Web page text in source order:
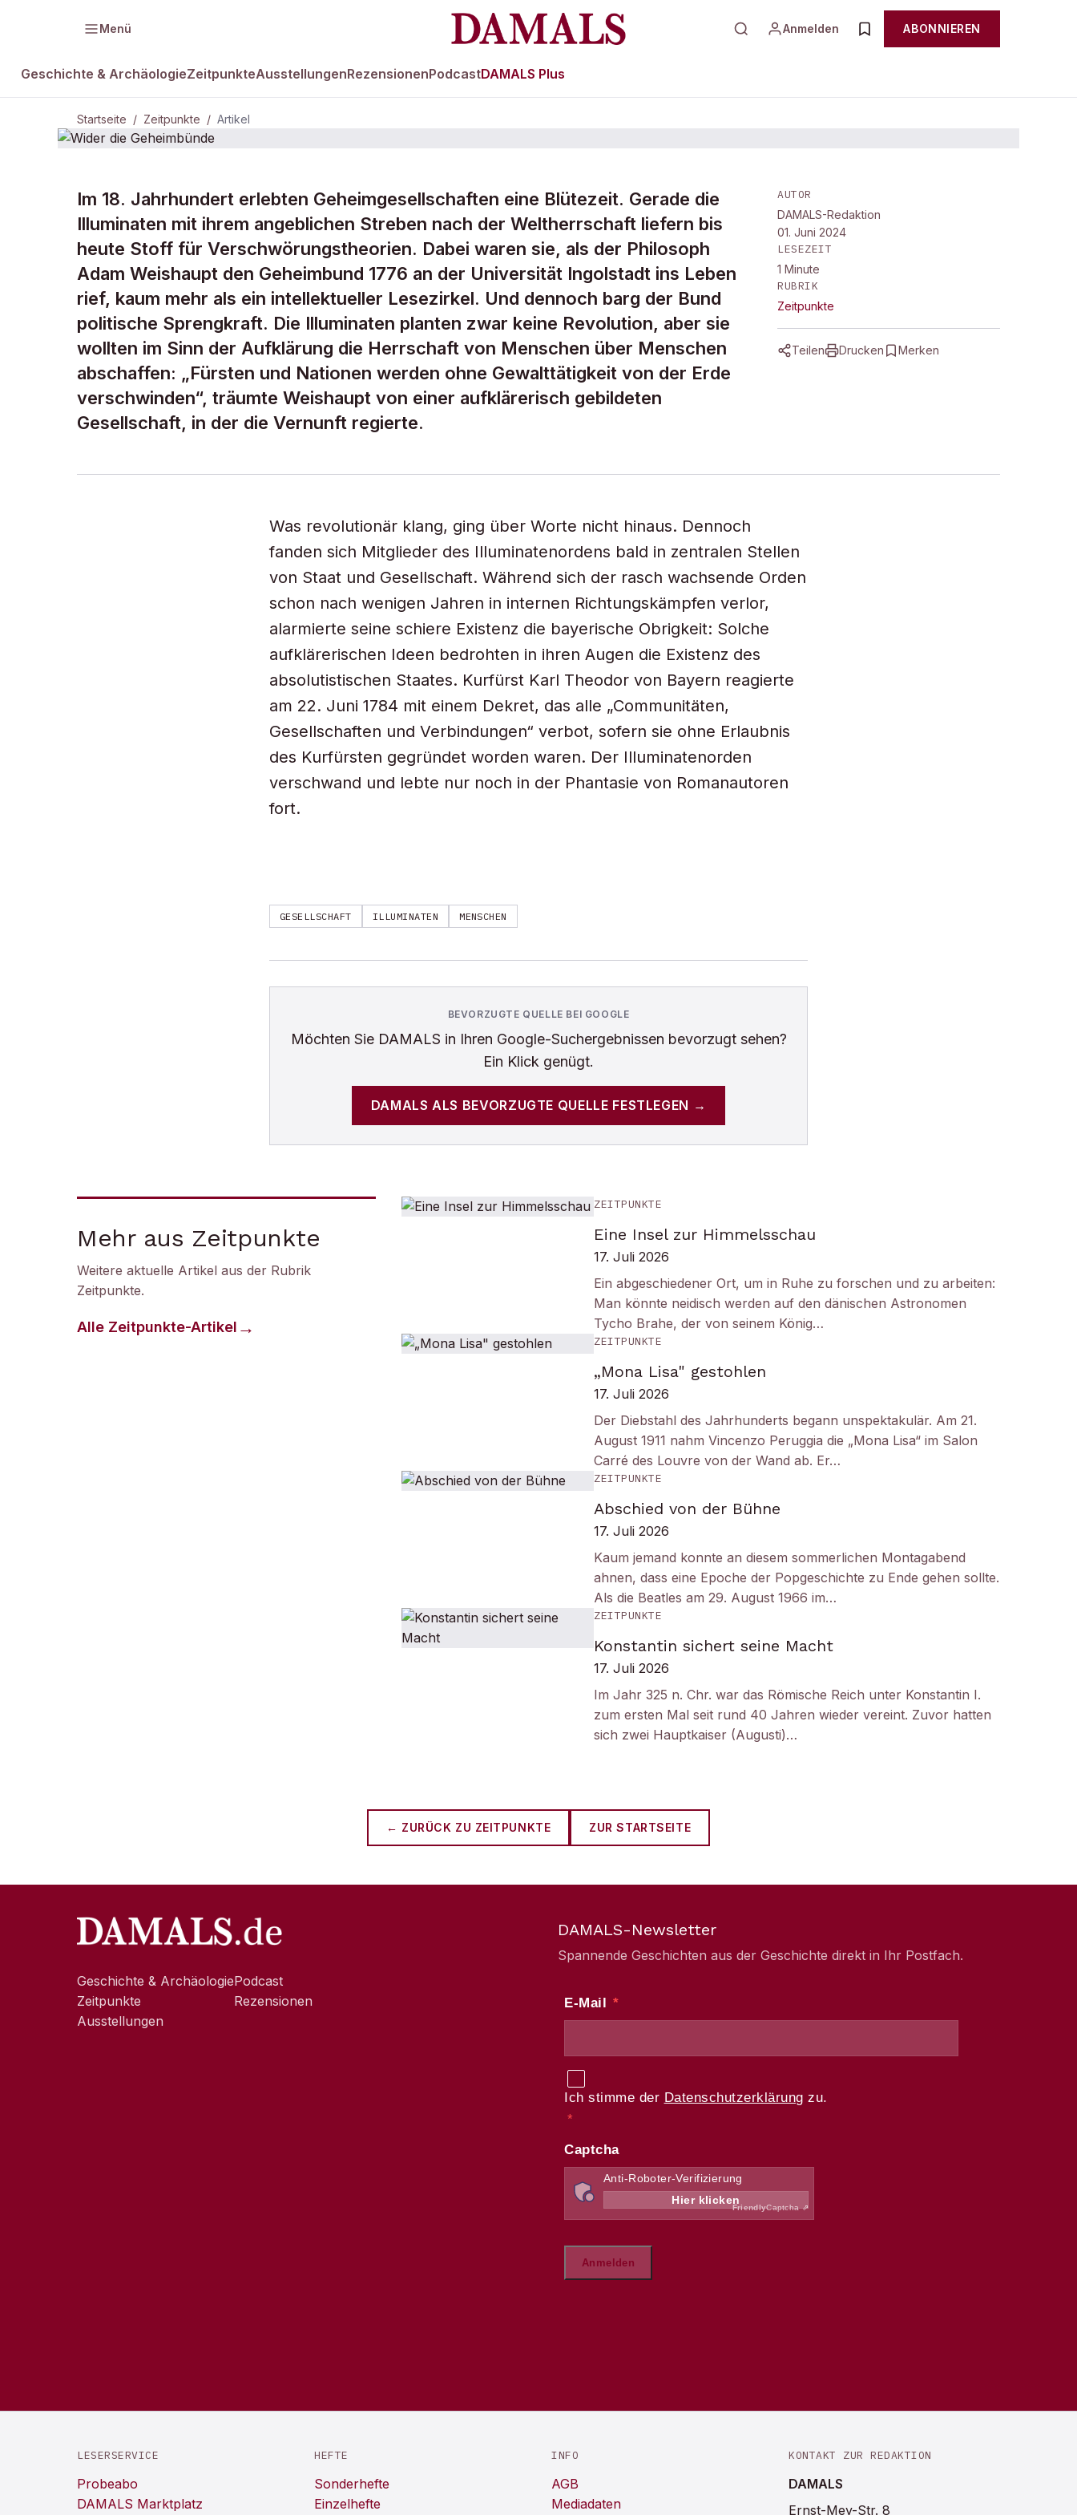
Menü Anmelden ABONNIEREN
Geschichte & ArchäologieZeitpunkteAusstellungenRezensionenPodcastDAMALS Plus
Startseite / Zeitpunkte / Artikel
ZEITPUNKTE · 22. JUNI 1776
Wider die
Geheimbünde
Im 18. Jahrhundert erlebten Geheimgesellschaften eine Blütezeit. Gerade die
Illuminaten mit ihrem angeblichen Streben nach der Weltherrschaft liefern bis
heute Stoff für Verschwörungstheorien. Dabei waren sie, als der Philosoph
Adam Weishaupt den Geheimbund 1776 an der Universität Ingolstadt ins Leben
rief, kaum mehr als ein intellektueller Lesezirkel. Und dennoch barg der Bund
politische Sprengkraft. Die Illuminaten planten zwar keine Revolution, aber sie
wollten im Sinn der Aufklärung die Herrschaft von Menschen über Menschen
abschaffen: „Fürsten und Nationen werden ohne Gewalttätigkeit von der Erde
verschwinden“, träumte Weishaupt von einer aufklärerisch gebildeten
Gesellschaft, in der die Vernunft regierte.
AUTOR
DAMALS-Redaktion
01. Juni 2024
LESEZEIT
1 Minute
RUBRIK
Zeitpunkte
Teilen Drucken Merken
Was revolutionär klang, ging über Worte nicht hinaus. Dennoch
fanden sich Mitglieder des Illuminatenordens bald in zentralen Stellen
von Staat und Gesellschaft. Während sich der rasch wachsende Orden
schon nach wenigen Jahren in internen Richtungskämpfen verlor,
alarmierte seine schiere Existenz die bayerische Obrigkeit: Solche
aufklärerischen Ideen bedrohten in ihren Augen die Existenz des
absolutistischen Staates. Kurfürst Karl Theodor von Bayern reagierte
am 22. Juni 1784 mit einem Dekret, das alle „Communitäten,
Gesellschaften und Verbindungen“ verbot, sofern sie ohne Erlaubnis
des Kurfürsten gegründet worden waren. Der Illuminatenorden
verschwand und lebte nur noch in der Phantasie von Romanautoren
fort.
GESELLSCHAFT ILLUMINATEN MENSCHEN
BEVORZUGTE QUELLE BEI GOOGLE
Möchten Sie DAMALS in Ihren Google-Suchergebnissen bevorzugt sehen?
Ein Klick genügt.
DAMALS ALS BEVORZUGTE QUELLE FESTLEGEN →
Mehr aus Zeitpunkte
Weitere aktuelle Artikel aus der Rubrik
Zeitpunkte.
Alle Zeitpunkte-Artikel
ZEITPUNKTE
Eine Insel zur Himmelsschau
17. Juli 2026
Ein abgeschiedener Ort, um in Ruhe zu forschen und zu arbeiten:
Man könnte neidisch werden auf den dänischen Astronomen
Tycho Brahe, der von seinem König…
ZEITPUNKTE
„Mona Lisa" gestohlen
17. Juli 2026
Der Diebstahl des Jahrhunderts begann unspektakulär. Am 21.
August 1911 nahm Vincenzo Peruggia die „Mona Lisa“ im Salon
Carré des Louvre von der Wand ab. Er…
ZEITPUNKTE
Abschied von der Bühne
17. Juli 2026
Kaum jemand konnte an diesem sommerlichen Montagabend
ahnen, dass eine Epoche der Popgeschichte zu Ende gehen sollte.
Als die Beatles am 29. August 1966 im…
ZEITPUNKTE
Konstantin sichert seine Macht
17. Juli 2026
Im Jahr 325 n. Chr. war das Römische Reich unter Konstantin I.
zum ersten Mal seit rund 40 Jahren wieder vereint. Zuvor hatten
sich zwei Hauptkaiser (Augusti)…
← ZURÜCK ZU ZEITPUNKTE ZUR STARTSEITE
Geschichte & Archäologie
Zeitpunkte
Ausstellungen
Podcast
Rezensionen
DAMALS-Newsletter
Spannende Geschichten aus der Geschichte direkt in Ihr Postfach.
LESERSERVICE
Probeabo
DAMALS Marktplatz
HEFTE
Sonderhefte
Einzelhefte
INFO
AGB
Mediadaten
KONTAKT ZUR REDAKTION
DAMALS
Ernst-Mey-Str. 8